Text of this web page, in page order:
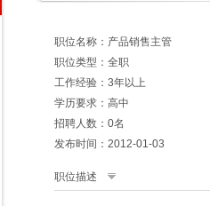
职位名称：产品销售主管
职位类型：全职
工作经验：3年以上
学历要求：高中
招聘人数：0名
发布时间：2012-01-03
职位描述